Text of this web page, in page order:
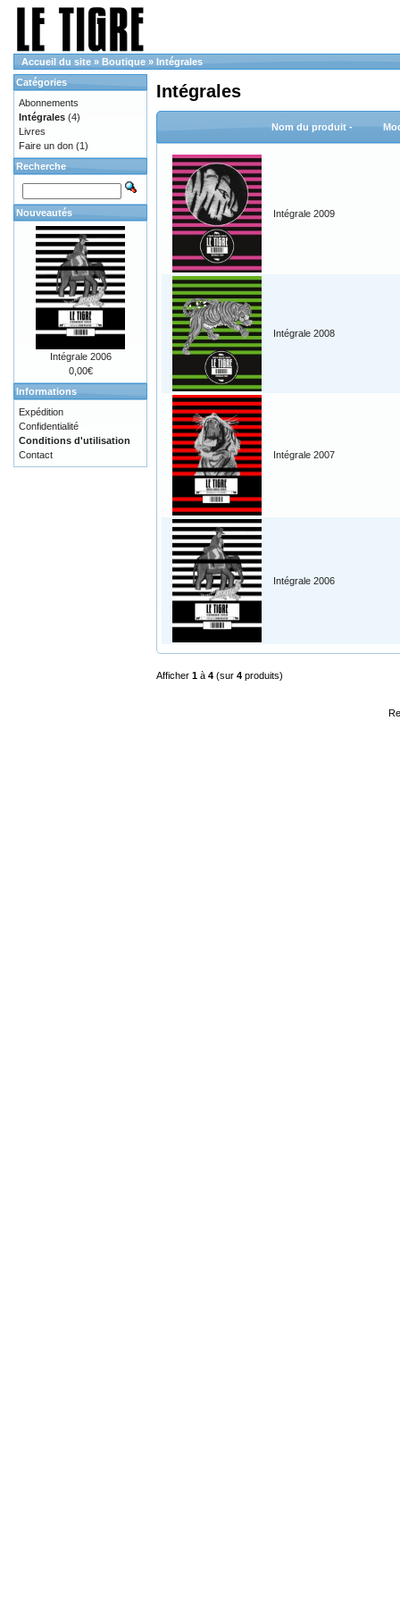
Accueil du site » Boutique » Intégrales
Intégrales
Nom du produit -
Intégrale 2009
Intégrale 2008
Intégrale 2007
Intégrale 2006
Afficher 1 à 4 (sur 4 produits)
Catégories
Abonnements
Intégrales (4)
Livres
Faire un don (1)
Recherche
Nouveautés
Intégrale 2006
0,00€
Informations
Expédition
Confidentialité
Conditions d'utilisation
Contact